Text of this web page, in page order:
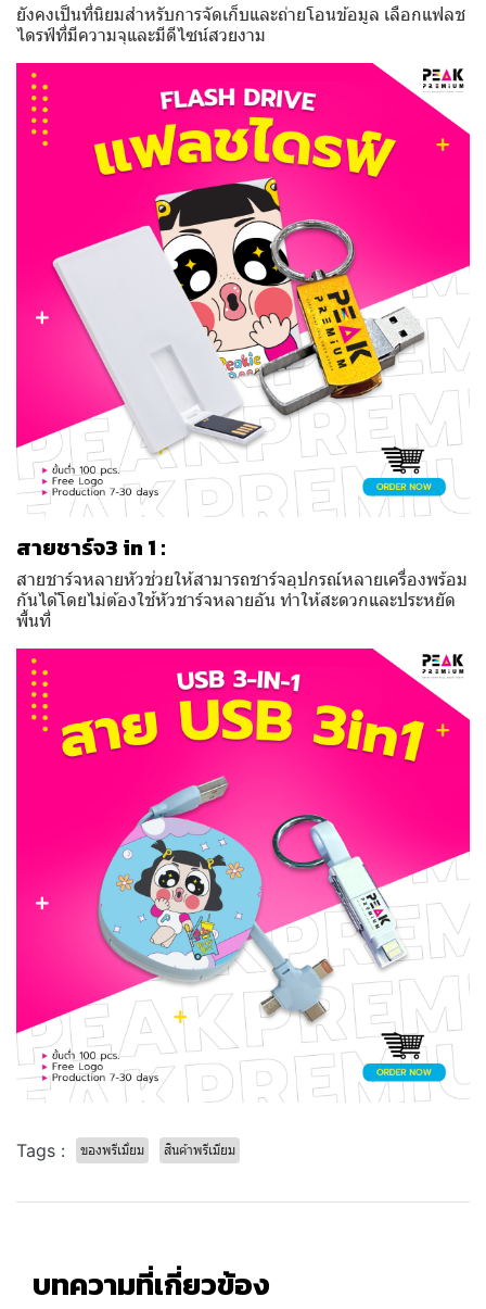
ยังคงเป็นที่นิยมสำหรับการจัดเก็บและถ่ายโอนข้อมูล เลือกแฟลช
ไดรฟ์ที่มีความจุและมีดีไซน์สวยงาม
สายชาร์จ3 in 1 :
สายชาร์จหลายหัวช่วยให้สามารถชาร์จอุปกรณ์หลายเครื่องพร้อม
กันได้โดยไม่ต้องใช้หัวชาร์จหลายอัน ทำให้สะดวกและประหยัด
พื้นที่
Tags : ของพรีเมี่ยม สินค้าพรีเมียม
บทความที่เกี่ยวข้อง